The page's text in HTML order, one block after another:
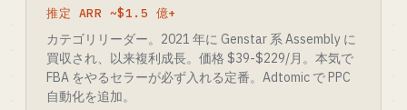
推定 ARR ~$1.5 億+
カテゴリリーダー。2021 年に Genstar 系 Assembly に
買収され、以来複利成長。価格 $39-$229/月。本気で
FBA をやるセラーが必ず入れる定番。Adtomic で PPC
自動化を追加。